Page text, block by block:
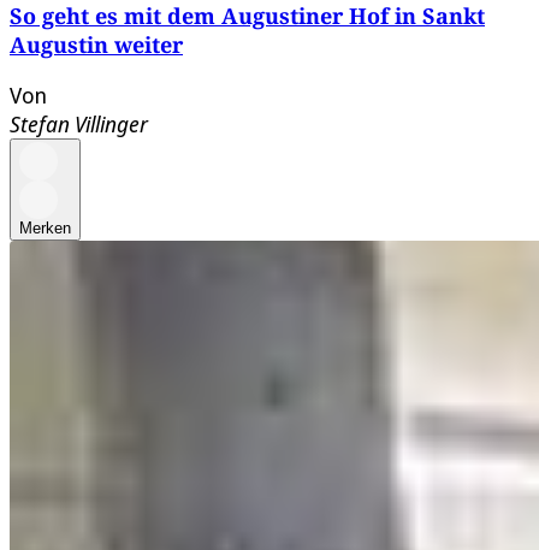
So geht es mit dem Augustiner Hof in Sankt
Augustin weiter
Von
Stefan Villinger
Merken